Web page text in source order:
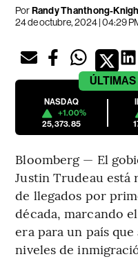
PorRandy Thanthong-
24 de octubre, 2024 | 04:29
ÚLTIMAS
NASDAQ
+1.00%
25,373.85
Bloomberg — El
Justin Trudeau está
de llegados por
década, marcando
era para un país
niveles de